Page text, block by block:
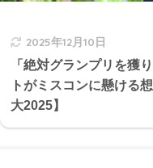
2025年12月10日
「絶対グランプリを獲
トがミスコンに懸ける
大2025】